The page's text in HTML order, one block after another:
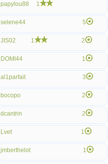
papylou88 1
selene44 5
JIS02 1 2
DOMI44 1
al1parfait 3
bocopo 2
dcantrin 2
Lvet 1
jmberthelot 1